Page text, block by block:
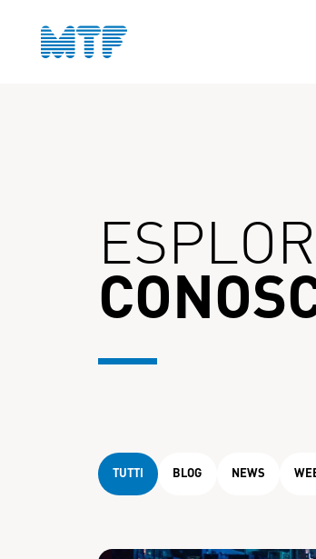
TUTTI BLOG NEWS